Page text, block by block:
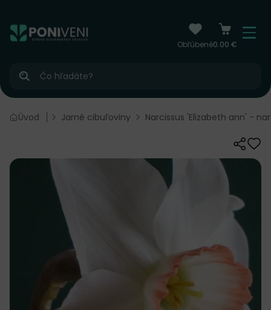
Obľúbené0.00 €
Menu
Hľadať
Úvod
Cibuľoviny Jarné cibuľoviny Narcissus 'Elizabeth ann' -
Zdieľať